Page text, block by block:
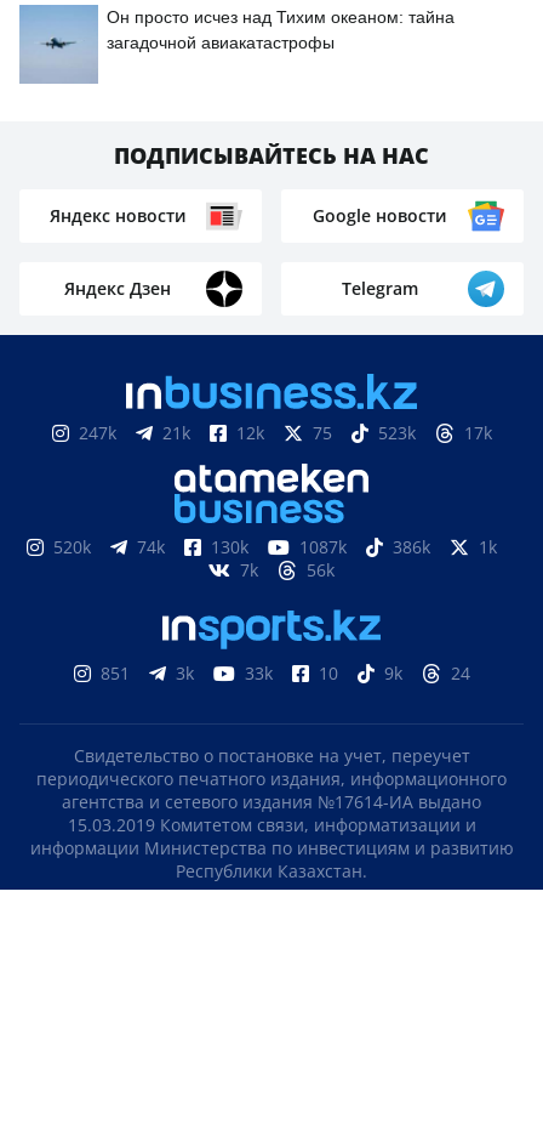
Он просто исчез над Тихим океаном: тайна
загадочной авиакатастрофы
ПОДПИСЫВАЙТЕСЬ НА НАС
Яндекс новости Google новости
Яндекс Дзен Telegram
247k 21k 12k 75 523k 17k
520k 74k 130k 1087k 386k
1k
7k
56k
851 3k 33k 10 9k 24
Свидетельство о постановке на учет, переучет
периодического печатного издания, информационного
агентства и сетевого издания №17614-ИА выдано
15.03.2019 Комитетом связи, информатизации и
информации Министерства по инвестициям и развитию
Республики Казахстан.